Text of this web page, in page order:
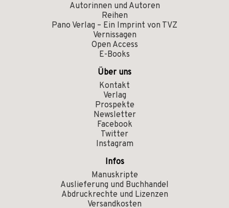
Autorinnen und Autoren
Reihen
Pano Verlag – Ein Imprint von TVZ
Vernissagen
Open Access
E-Books
Über uns
Kontakt
Verlag
Prospekte
Newsletter
Facebook
Twitter
Instagram
Infos
Manuskripte
Auslieferung und Buchhandel
Abdruckrechte und Lizenzen
Versandkosten